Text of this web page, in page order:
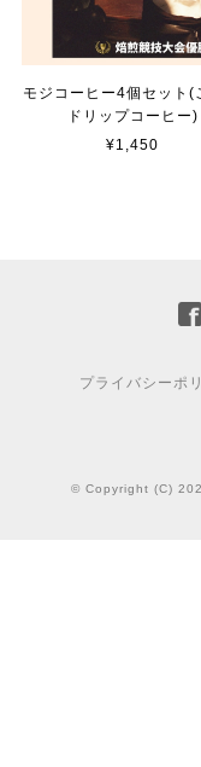
モジコーヒー4個セット(
ドリップコーヒー)
¥1,450
プライバシーポ
© Copyright (C)